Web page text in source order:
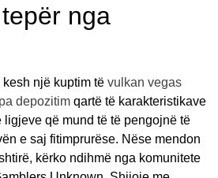
nga
një kuptim të vulkan vegas
depozitim qartë të karakteristikave
që mund të të pengojnë të
e saj fitimprurëse. Nëse mendon
kërko ndihmë nga komunitete